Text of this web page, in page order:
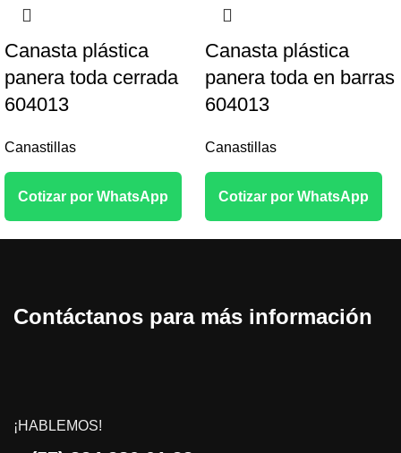
Canasta plástica
panera toda cerrada
604013
Canastillas
Cotizar por WhatsApp
Canasta plástica
panera toda en barras
604013
Canastillas
Cotizar por WhatsApp
Contáctanos para más información
¡HABLEMOS!